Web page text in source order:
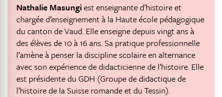
Nathalie Masungiest enseignante d’histoire et
chargée d’enseignement à la Haute école pédagogique
du canton de Vaud. Elle enseigne depuis vingt ans à
des élèves de 10 à 16 ans. Sa pratique professionnelle
l’amène à penser la discipline scolaire en alternance
avec son expérience de didacticienne de l’histoire. Elle
est présidente du GDH (Groupe de didactique de
l’histoire de la Suisse romande et du Tessin).